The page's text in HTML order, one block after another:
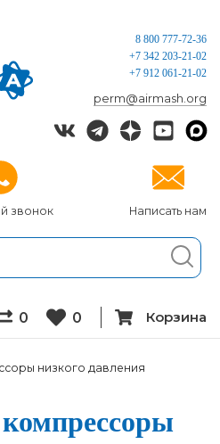
звонок Написать нам
8 800 777-72-36
+7 342 203-21-02
+7 912 061-21-02
perm@airmash.org
0 0 Корзина
низкого давления